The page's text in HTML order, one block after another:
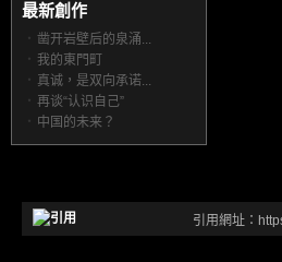
最新創作
‧ 凿开岩壁后的泉涌...
‧ 我的東門町
‧ 真诚，是双向承诺...
‧ 再谈“认识自己”
‧ 中国的未来？
引用網址：